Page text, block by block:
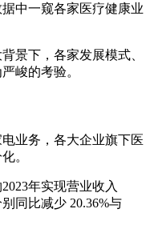
中一窥各家医疗健康业
景下，各家发展模式、
峻的考验。
业务，各大企业旗下医
。
年实现营业收入
同比减少 20.36%与